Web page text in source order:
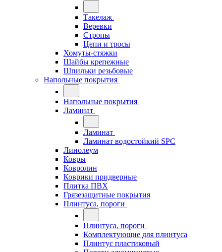
Такелаж
Веревки
Стропы
Цепи и тросы
Хомуты-стяжки
Шайбы крепежные
Шпильки резьбовые
Напольные покрытия
Напольные покрытия
Ламинат
Ламинат
Ламинат водостойкий SPC
Линолеум
Ковры
Ковролин
Коврики придверные
Плитка ПВХ
Грязезащитные покрытия
Плинтуса, пороги
Плинтуса, пороги
Комплектующие для плинтуса
Плинтус пластиковый